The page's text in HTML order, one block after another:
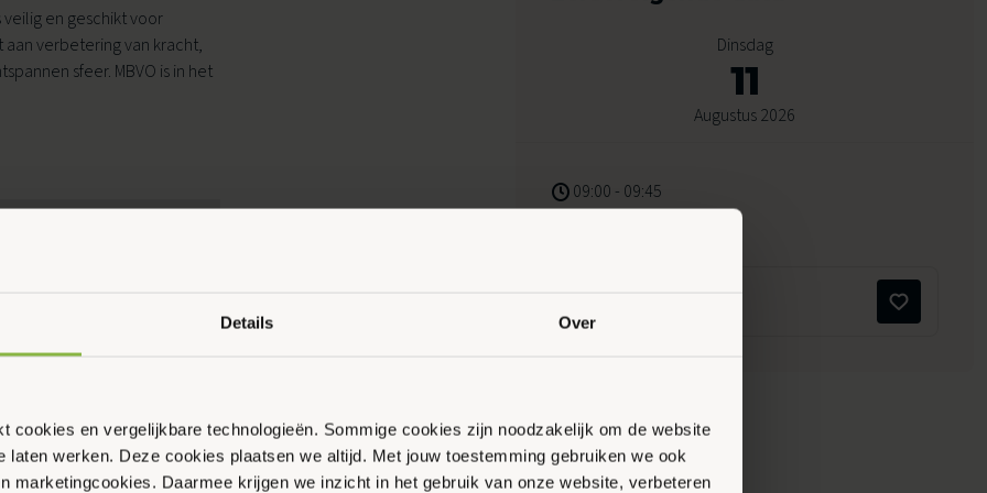
Details Over
cookies en vergelijkbare technologieën. Sommige cookies zijn noodzakelijk om de website
laten werken. Deze cookies plaatsen we altijd. Met jouw toestemming gebruiken we ook
marketingcookies. Daarmee krijgen we inzicht in het gebruik van onze website, verbeteren
en geschikt voor
verbetering van kracht,
sfeer. MBVO is in het
Dinsdag
11
Augustus 2026
09:00 - 09:45
Peppelensteeg 17, Ede